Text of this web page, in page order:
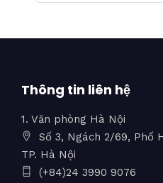
Thông tin liên hệ
1. Văn phòng Hà Nội
Số 3, Ngách 2/69, Phố
TP. Hà Nội
(+84)24 3990 9076